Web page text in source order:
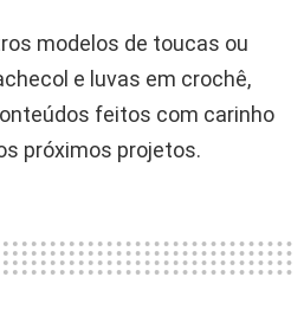
modelos de toucas ou
e luvas em crochê,
feitos com carinho
próximos projetos.